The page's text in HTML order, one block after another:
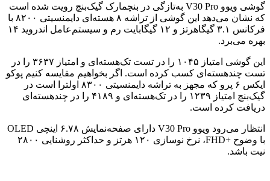
گوشی ویوو V30 Pro به‌تازگی در بنچمارک گیک‌بنچ رویت شده است
که نشان می‌دهد این گوشی از تراشه ۸ هسته‌ای دایمنسیتی ۸۲۰۰ با
فرکانس ۳.۱ گیگاهرتز و ۱۲ گیگابایت رم و سیستم‌عامل اندروید ۱۴
بهره می‌برد.
این گوشی امتیاز ۱۰۴۵ را در تست تک‌هسته‌ای و امتیاز ۳۶۳۷ را در
تست چندهسته‌ای کسب کرده است. اگر بخواهیم مقایسه کنیم پوکو
ایکس ۶ پرو که مجهز به تراشه دایمنسیتی ۸۳۰۰ اولترا است در
گیک‌بنچ امتیاز ۱۲۳۹ را در تک‌هسته‌ای و ۴۱۸۹ را در چندهسته‌ای
دریافت کرده است.
انتظار می‌رود ویوو V30 Pro دارای صفحه‌نمایش ۶.۷۸ اینچی OLED
با وضوح +FHD، نرخ نوسازی ۱۲۰ هرتز و حداکثر روشنایی ۲۸۰۰
نیت باشد.